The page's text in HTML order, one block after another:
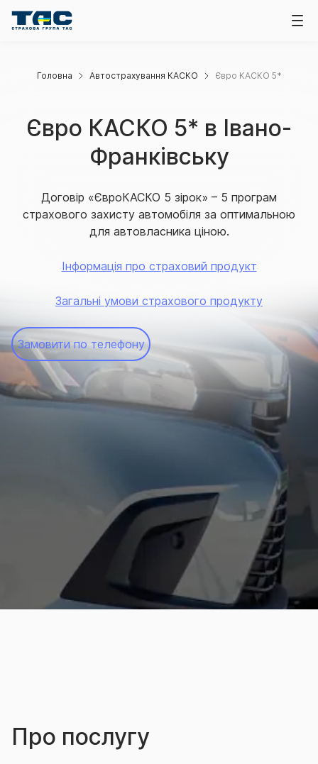
Головна Автострахування КАСКО Євро КАСКО 5*
Євро КАСКО 5* в Івано-
Франківську
Договір «ЄвроКАСКО 5 зірок» – 5 програм
страхового захисту автомобіля за оптимальною
для автовласника ціною.
Інформація про страховий продукт
Загальні умови страхового продукту
Замовити по телефону
Про послугу